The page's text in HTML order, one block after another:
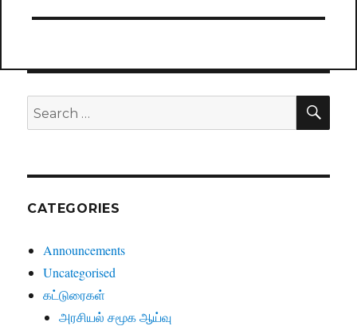
Search
for:
CATEGORIES
Announcements
Uncategorised
கட்டுரைகள்
அரசியல் சமூக ஆய்வு